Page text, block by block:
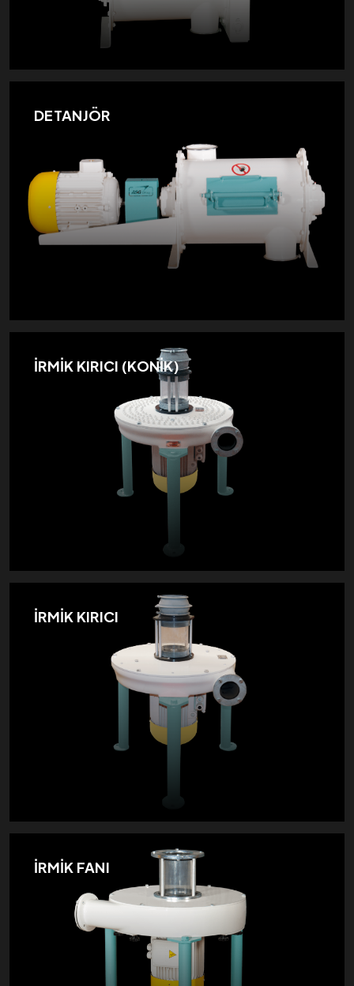
DETANJÖR
İRMİK KIRICI (KONİK)
İRMİK KIRICI
İRMİK FANI